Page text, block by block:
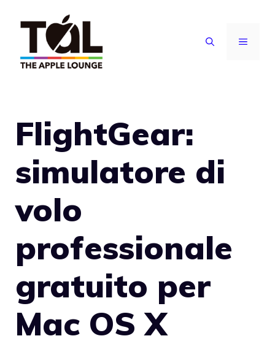
contenuto
MENU
FlightGear:
simulatore di
volo
professionale
gratuito per
Mac OS X